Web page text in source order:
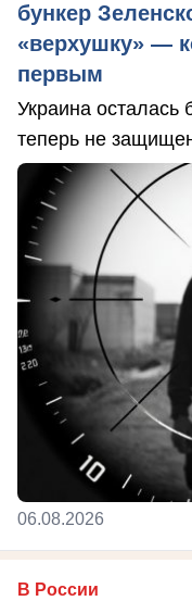
бункер
«верхушку» —
первым
Украина осталась
теперь не
06.08.2026
В России